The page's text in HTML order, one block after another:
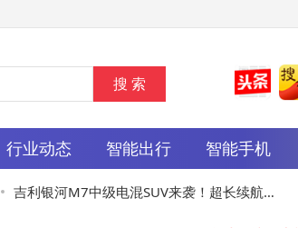
行业动态 智能出行 智能手机
吉利银河M7中级电混SUV来袭！超长续航